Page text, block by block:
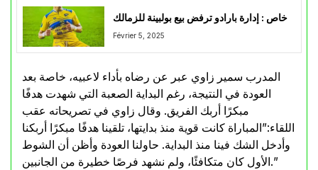
خاص : إدارة بارادو ترفض بيع بولبينة للزمالك
Février 5, 2025
المدرب سمير زاوي عبر عن رضاه بأداء لاعبيه، خاصة بعد
العودة في النتيجة، رغم البداية الصعبة التي شهدت هدفًا
مبكرًا أربك الفريق. وقال زاوي في تصريحاته عقب
اللقاء:”المباراة كانت قوية منذ بدايتها، تلقينا هدفًا مبكرًا أربكنا
وأدخل الشك فينا منذ البداية. حاولنا العودة وأظن أن الشوط
الأول كان متكافئًا، ولم نشهد فرصًا خطيرة من الجانبين.”